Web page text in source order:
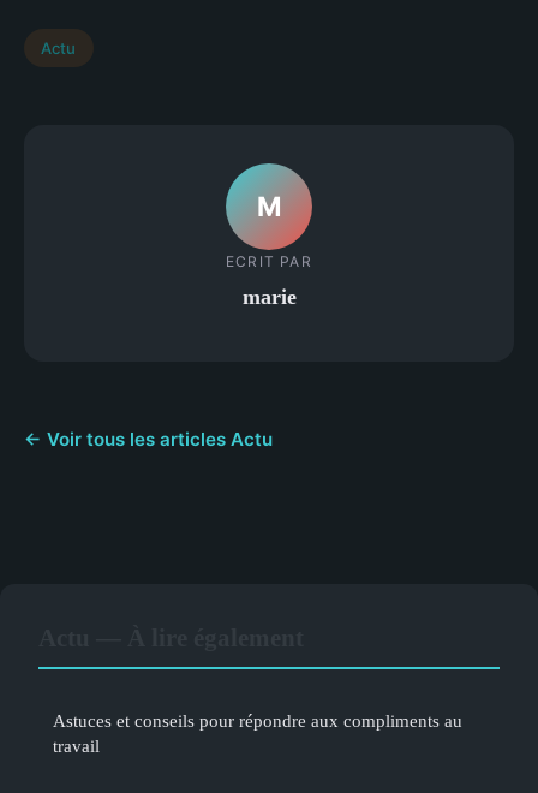
Actu
M
ECRIT PAR
marie
← Voir tous les articles Actu
Astuces et conseils pour répondre aux compliments au
travail